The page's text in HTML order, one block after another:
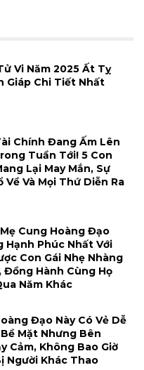
Vi Năm 2025 Ất Tỵ
Giáp Chi Tiết Nhất
Chính Đang Ấm Lên
Tuần Tới! 5 Con
Lại May Mắn, Sự
Về Và Mọi Thứ Diễn Ra
Cung Hoàng Đạo
Hạnh Phúc Nhất Với
Con Gái Nhẹ Nhàng
Đồng Hành Cùng Họ
Năm Khác
Đạo Này Có Vẻ Dễ
Mặt Nhưng Bên
Cảm, Không Bao Giờ
Người Khác Thao